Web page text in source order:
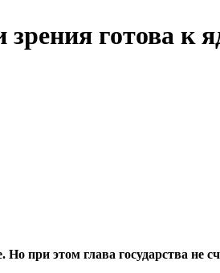
готова к
при этом глава государства не